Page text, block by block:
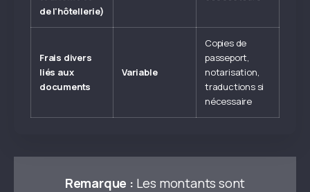
de l'hôtellerie)
Frais divers
liés aux
documents
Variable
Copies de
passeport,
notarisation,
traductions si
nécessaire
Remarque : Les montants sont